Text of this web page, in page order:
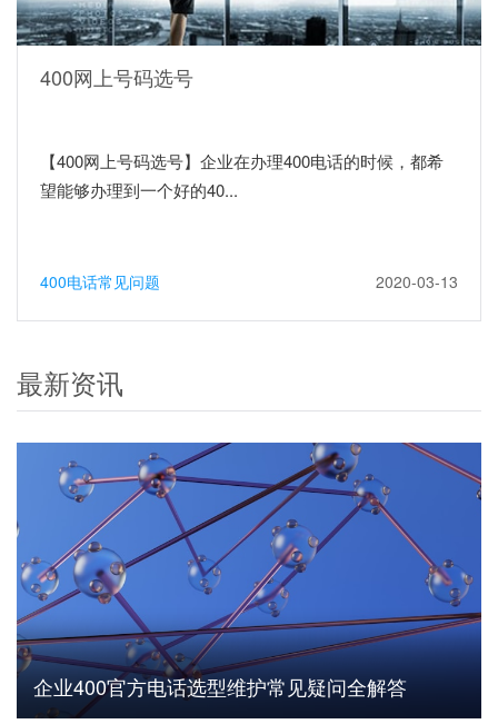
400网上号码选号
【400网上号码选号】企业在办理400电话的时候，都希
望能够办理到一个好的40...
400电话常见问题 2020-03-13
最新资讯
企业400官方电话选型维护常见疑问全解答